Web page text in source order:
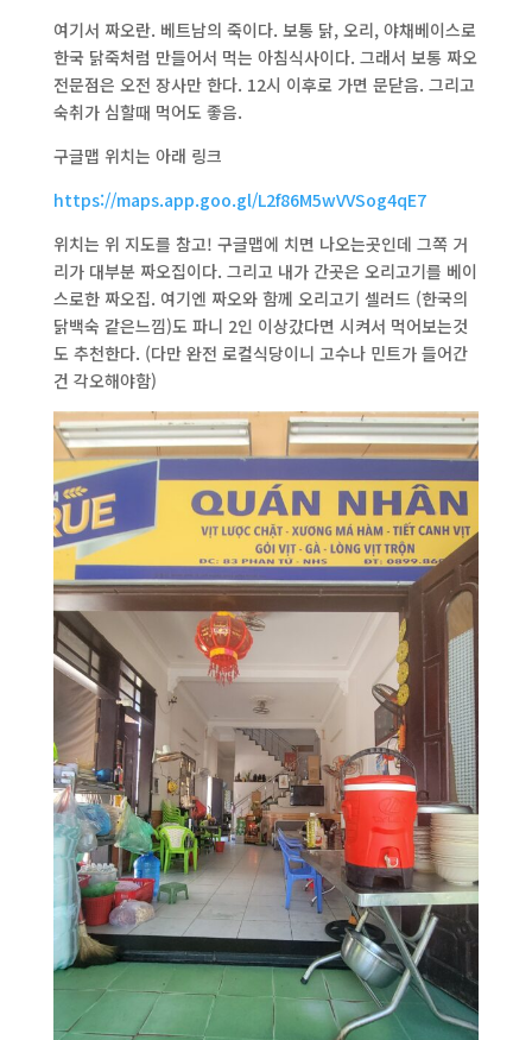
여기서 짜오란. 베트남의 죽이다. 보통 닭, 오리, 야채베이스로
한국 닭죽처럼 만들어서 먹는 아침식사이다. 그래서 보통 짜오
전문점은 오전 장사만 한다. 12시 이후로 가면 문닫음. 그리고
숙취가 심할때 먹어도 좋음.
구글맵 위치는 아래 링크
https://maps.app.goo.gl/L2f86M5wVVSog4qE7
위치는 위 지도를 참고! 구글맵에 치면 나오는곳인데 그쪽 거
리가 대부분 짜오집이다. 그리고 내가 간곳은 오리고기를 베이
스로한 짜오집. 여기엔 짜오와 함께 오리고기 셀러드 (한국의
닭백숙 같은느낌)도 파니 2인 이상갔다면 시켜서 먹어보는것
도 추천한다. (다만 완전 로컬식당이니 고수나 민트가 들어간
건 각오해야함)